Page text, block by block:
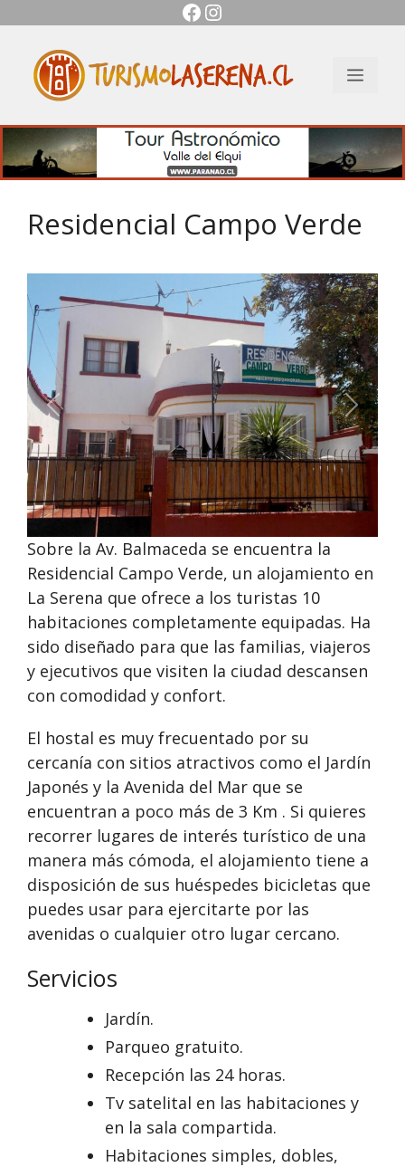
contenido
Facebook
Instagram
Menú
Residencial Campo Verde
Anterior
Sobre la Av. Balmaceda se encuentra la
Residencial Campo Verde, un alojamiento en
La Serena que ofrece a los turistas 10
habitaciones completamente equipadas. Ha
sido diseñado para que las familias, viajeros
y ejecutivos que visiten la ciudad descansen
con comodidad y confort.
El hostal es muy frecuentado por su
cercanía con sitios atractivos como el Jardín
Japonés y la Avenida del Mar que se
encuentran a poco más de 3 Km . Si quieres
recorrer lugares de interés turístico de una
manera más cómoda, el alojamiento tiene a
disposición de sus huéspedes bicicletas que
puedes usar para ejercitarte por las
avenidas o cualquier otro lugar cercano.
Servicios
Jardín.
Parqueo gratuito.
Recepción las 24 horas.
Tv satelital en las habitaciones y
en la sala compartida.
Habitaciones simples, dobles,